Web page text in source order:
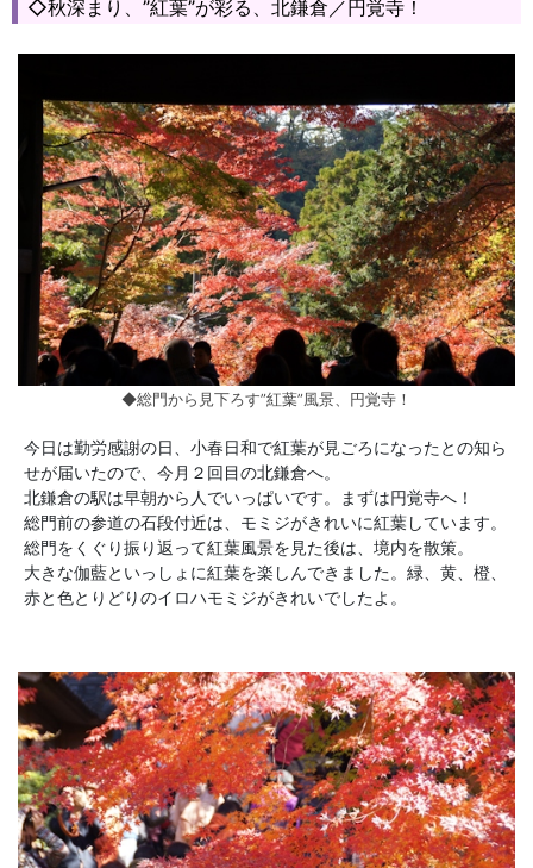
◇秋深まり、”紅葉”が彩る、北鎌倉／円覚寺！
◆総門から見下ろす”紅葉”風景、円覚寺！
今日は勤労感謝の日、小春日和で紅葉が見ごろになったとの知ら
せが届いたので、今月２回目の北鎌倉へ。
北鎌倉の駅は早朝から人でいっぱいです。まずは円覚寺へ！
総門前の参道の石段付近は、モミジがきれいに紅葉しています。
総門をくぐり振り返って紅葉風景を見た後は、境内を散策。
大きな伽藍といっしょに紅葉を楽しんできました。緑、黄、橙、
赤と色とりどりのイロハモミジがきれいでしたよ。